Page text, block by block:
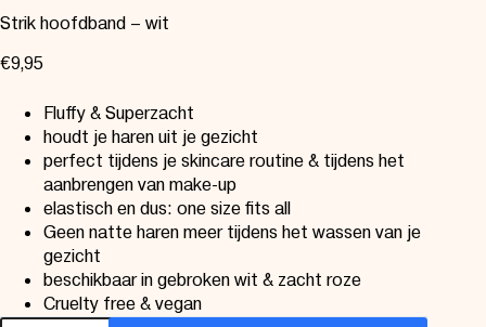
Strik hoofdband – wit
€9,95
Fluffy & Superzacht
houdt je haren uit je gezicht
perfect tijdens je skincare routine & tijdens het
aanbrengen van make-up
elastisch en dus: one size fits all
Geen natte haren meer tijdens het wassen van je
gezicht
beschikbaar in gebroken wit & zacht roze
Cruelty free & vegan